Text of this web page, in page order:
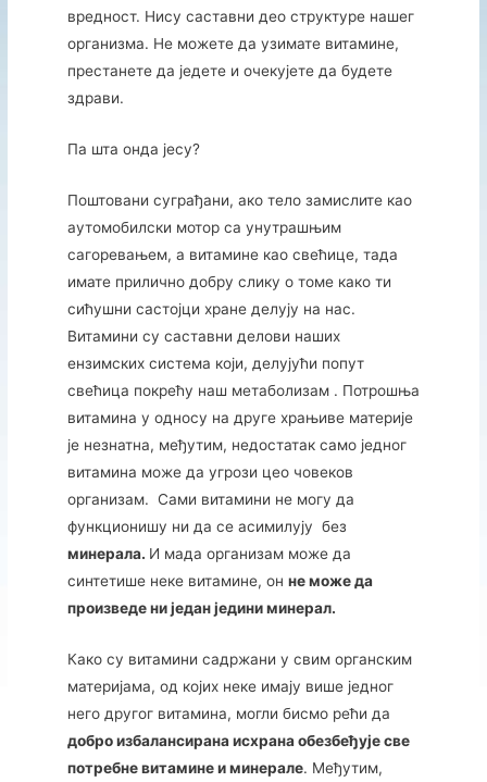
вредност. Нису саставни део структуре нашег
организма. Не можете да узимате витамине,
престанете да једете и очекујете да будете
здрави.
Па шта онда јесу?
Поштовани суграђани, ако тело замислите као
аутомобилски мотор са унутрашњим
сагоревањем, а витамине као свећице, тада
имате прилично добру слику о томе како ти
сићушни састојци хране делују на нас.
Витамини су саставни делови наших
ензимских система који, делујући попут
свећица покрећу наш метаболизам . Потрошња
витамина у односу на друге храњиве материје
је незнатна, међутим, недостатак само једног
витамина може да угрози цео човеков
организам. Сами витамини не могу да
функционишу ни да се асимилују без
минерала. И мада организам може да
синтетише неке витамине, он не може да
произведе ни један једини минерал.
Како су витамини садржани у свим органским
материјама, од којих неке имају више једног
него другог витамина, могли бисмо рећи да
добро избалансирана исхрана обезбеђује све
потребне витамине и минерале. Међутим,